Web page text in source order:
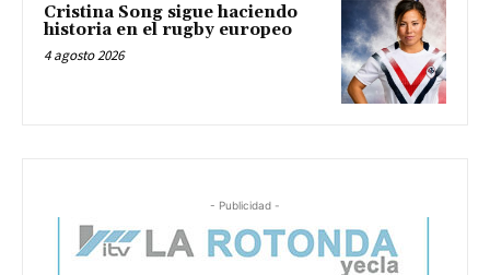
Cristina Song sigue haciendo
historia en el rugby europeo
4 agosto 2026
- Publicidad -